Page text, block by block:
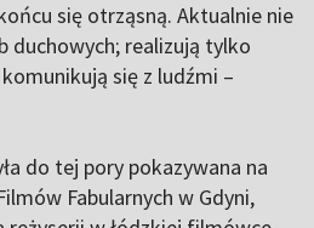
się otrząsną. Aktualnie nie
duchowych; realizują tylko
się z ludźmi –
do tej pory pokazywana na
Fabularnych w Gdyni,